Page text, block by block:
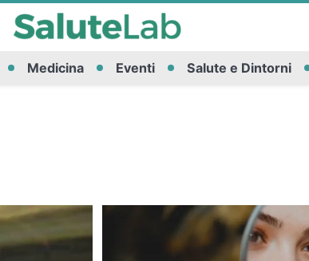
Medicina Eventi Salute e Dintorni